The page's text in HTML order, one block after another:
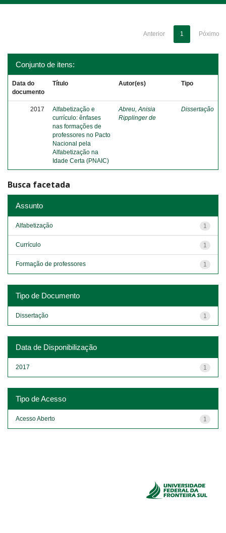
Anterior 1 Póximo
Conjunto de itens:
Data do
documento
Título Autor(es) Tipo
2017
Alfabetização e
currículo: ênfases
nas formações de
professores no Pacto
Nacional pela
Alfabetização na
Idade Certa (PNAIC)
Abreu, Anisia
Ripplinger de
Dissertação
Busca facetada
Assunto
1
Alfabetização
1
Currículo
1
Formação de professores
Tipo de Documento
1
Dissertação
Data de Disponibilização
1
2017
Tipo de Acesso
1
Acesso Aberto